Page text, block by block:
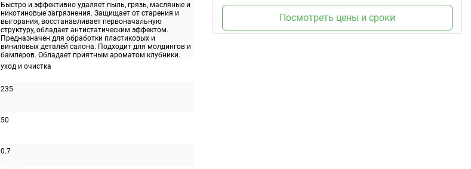
Быстро и эффективно удаляет пыль, грязь, масляные и
никотиновые загрязнения. Защищает от старения и
выгорания, восстанавливает первоначальную
структуру, обладает антистатическим эффектом.
Предназначен для обработки пластиковых и
виниловых деталей салона. Подходит для молдингов и
бамперов. Обладает приятным ароматом клубники.
уход и очистка
235
50
0.7
Посмотреть цены и сроки